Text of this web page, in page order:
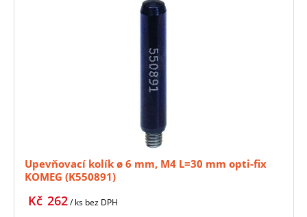
Upevňovací kolík ø 6 mm, M4 L=30 mm opti-fix
KOMEG (K550891)
262
Kč / ks bez DPH